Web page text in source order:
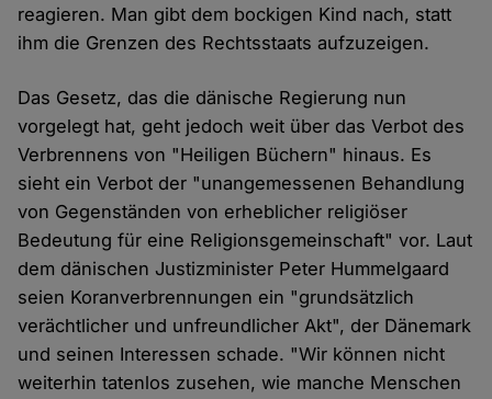
reagieren. Man gibt dem bockigen Kind nach, statt
ihm die Grenzen des Rechtsstaats aufzuzeigen.
Das Gesetz, das die dänische Regierung nun
vorgelegt hat, geht jedoch weit über das Verbot des
Verbrennens von "Heiligen Büchern" hinaus. Es
sieht ein Verbot der "unangemessenen Behandlung
von Gegenständen von erheblicher religiöser
Bedeutung für eine Religionsgemeinschaft" vor. Laut
dem dänischen Justizminister Peter Hummelgaard
seien Koranverbrennungen ein "grundsätzlich
verächtlicher und unfreundlicher Akt", der Dänemark
und seinen Interessen schade. "Wir können nicht
weiterhin tatenlos zusehen, wie manche Menschen